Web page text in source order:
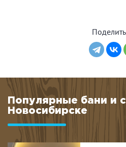
Популярные бани и
Новосибирске